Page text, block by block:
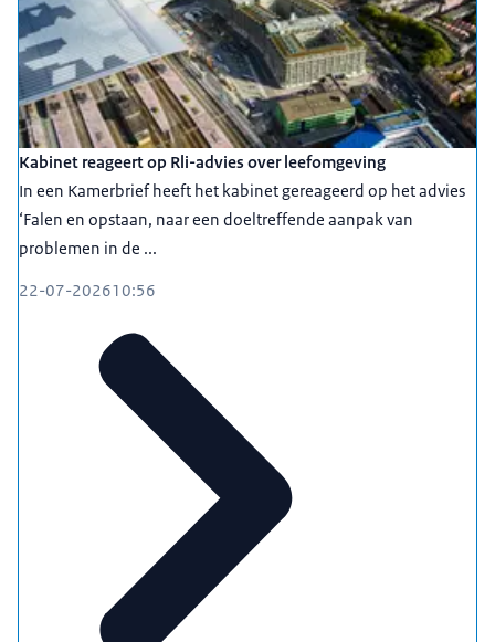
Kabinet reageert op Rli-advies over leefomgeving
In een Kamerbrief heeft het kabinet gereageerd op het advies
‘Falen en opstaan, naar een doeltreffende aanpak van
problemen in de ...
22-07-202610:56